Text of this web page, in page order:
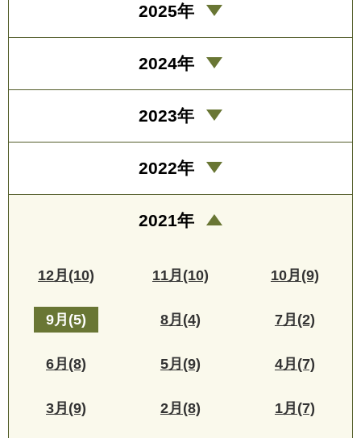
2025年
2024年
2023年
2022年
2021年
12月(10) 11月(10) 10月(9)
9月(5) 8月(4) 7月(2)
6月(8) 5月(9) 4月(7)
3月(9) 2月(8) 1月(7)